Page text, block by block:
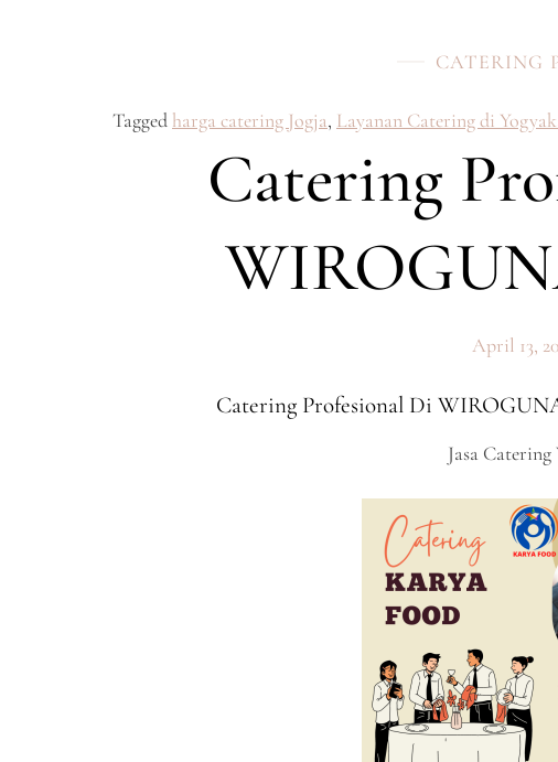
CATERING
Tagged harga catering Jogja, Layanan Catering di
Catering
April 13,
Catering Profesional Di
Jasa Catering